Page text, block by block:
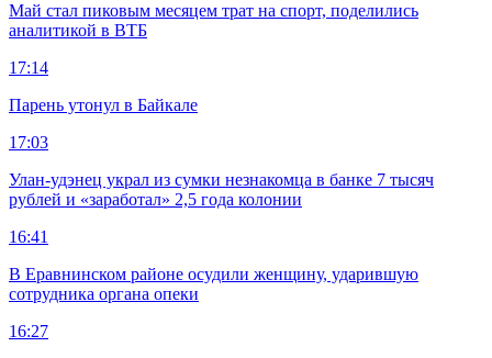
Май стал пиковым месяцем трат на спорт, поделились
аналитикой в ВТБ
17:14
Парень утонул в Байкале
17:03
Улан-удэнец украл из сумки незнакомца в банке 7 тысяч
рублей и «заработал» 2,5 года колонии
16:41
В Еравнинском районе осудили женщину, ударившую
сотрудника органа опеки
16:27